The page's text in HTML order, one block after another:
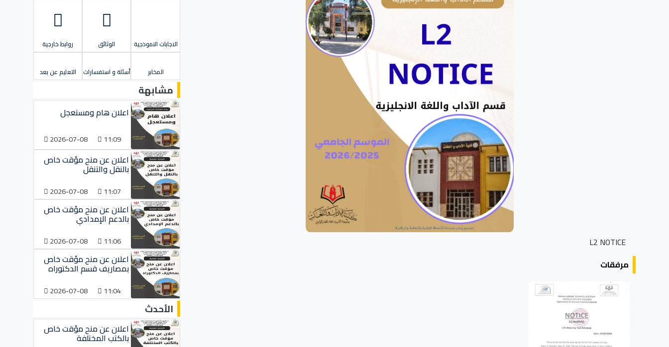
L2 NOTICE
مرفقات
الاجابات النموذجية الوثائق روابط خارجية
المخابر أسئلة و استفسارات التعليم عن بعد
مشابهة
اعلان هام ومستعجل
11:09
2026-07-08
اعلان عن منح مؤقت خاص
بالنقل والتنقل
11:07
2026-07-08
اعلان عن منح مؤقت خاص
بالدعم الإمدادي
11:06
2026-07-08
اعلان عن منح مؤقت خاص
بمصاريف قسم الدكتوراه
11:04
2026-07-08
الأحدث
اعلان عن منح مؤقت خاص
بالكتب المختلفة